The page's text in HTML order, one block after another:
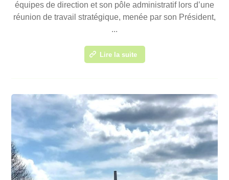
équipes de direction et son pôle administratif lors d’une
réunion de travail stratégique, menée par son Président,
...
Lire la suite